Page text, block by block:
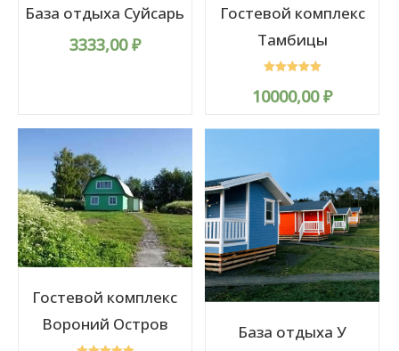
База отдыха Суйсарь
3333,00₽
Гостевой комплекс
Тамбицы
5.00
out of 5
10000,00₽
Гостевой комплекс
Вороний Остров
База отдыха У